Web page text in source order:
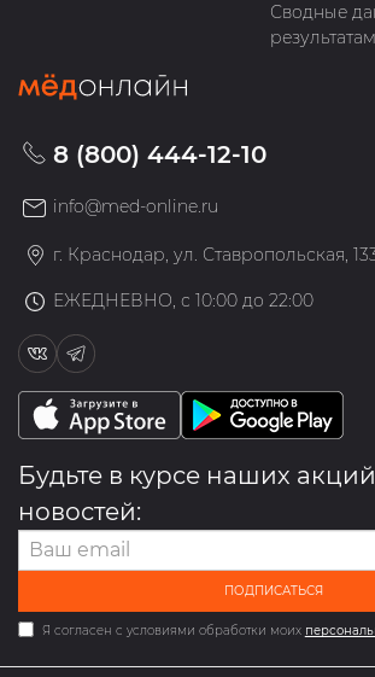
Сводные
8 (800) 444-12-10
info@med-online.ru
г. Краснодар, ул. Ставропольская,
ЕЖЕДНЕВНО, с 10:00 до 22:00
Будьте в курсе наших
новостей:
ПОДПИСАТЬСЯ
Я согласен с условиями обработки моих